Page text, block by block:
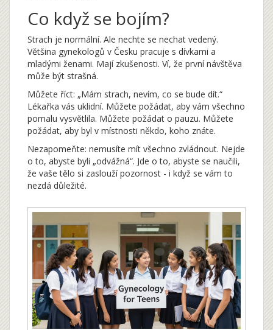
Co když se bojím?
Strach je normální. Ale nechte se nechat vedený.
Většina gynekologů v Česku pracuje s dívkami a
mladými ženami. Mají zkušenosti. Ví, že první návštěva
může být strašná.
Můžete říct: „Mám strach, nevím, co se bude dít.“
Lékařka vás uklidní. Můžete požádat, aby vám všechno
pomalu vysvětlila. Můžete požádat o pauzu. Můžete
požádat, aby byl v místnosti někdo, koho znáte.
Nezapomeňte: nemusíte mít všechno zvládnout. Nejde
o to, abyste byli „odvážná“. Jde o to, abyste se naučili,
že vaše tělo si zaslouží pozornost - i když se vám to
nezdá důležité.